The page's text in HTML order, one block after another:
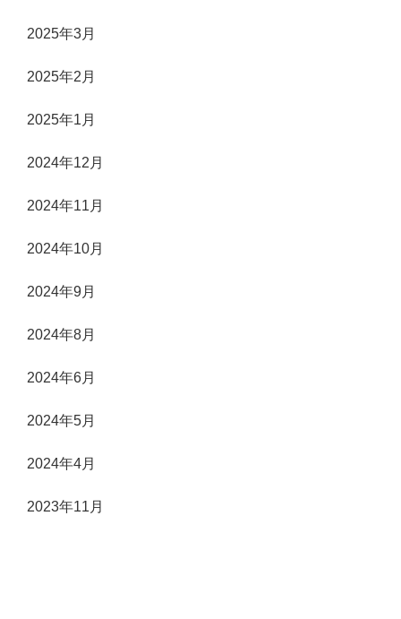
2025年3月
2025年2月
2025年1月
2024年12月
2024年11月
2024年10月
2024年9月
2024年8月
2024年6月
2024年5月
2024年4月
2023年11月